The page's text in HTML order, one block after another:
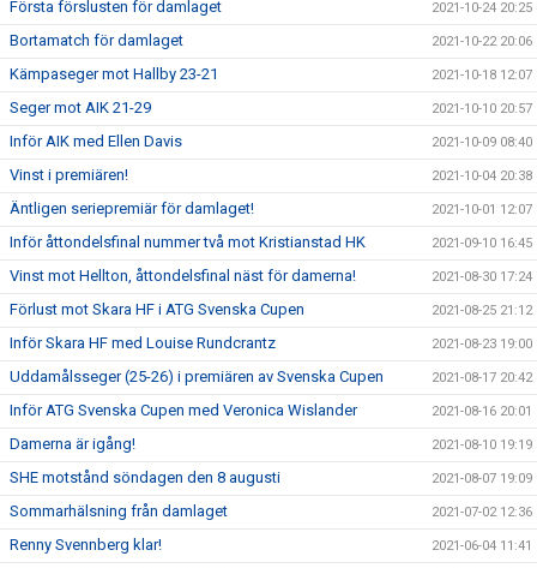
Första förslusten för damlaget 2021-10-24 20:25
Bortamatch för damlaget 2021-10-22 20:06
Kämpaseger mot Hallby 23-21 2021-10-18 12:07
Seger mot AIK 21-29 2021-10-10 20:57
Inför AIK med Ellen Davis 2021-10-09 08:40
Vinst i premiären! 2021-10-04 20:38
Äntligen seriepremiär för damlaget! 2021-10-01 12:07
Inför åttondelsfinal nummer två mot Kristianstad HK 2021-09-10 16:45
Vinst mot Hellton, åttondelsfinal näst för damerna! 2021-08-30 17:24
Förlust mot Skara HF i ATG Svenska Cupen 2021-08-25 21:12
Inför Skara HF med Louise Rundcrantz 2021-08-23 19:00
Uddamålsseger (25-26) i premiären av Svenska Cupen 2021-08-17 20:42
Inför ATG Svenska Cupen med Veronica Wislander 2021-08-16 20:01
Damerna är igång! 2021-08-10 19:19
SHE motstånd söndagen den 8 augusti 2021-08-07 19:09
Sommarhälsning från damlaget 2021-07-02 12:36
Renny Svennberg klar! 2021-06-04 11:41